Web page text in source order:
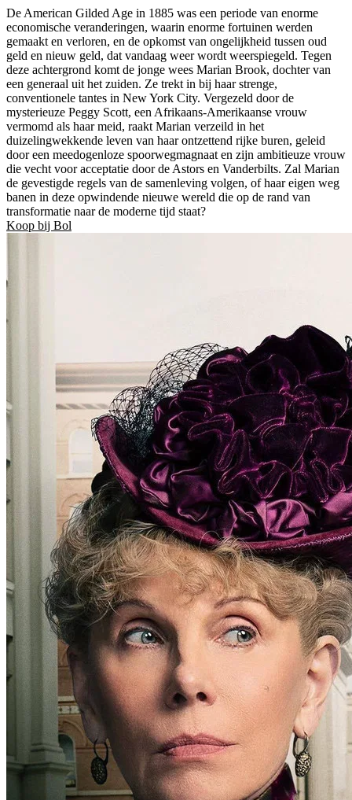
De American Gilded Age in 1885 was een periode van enorme
economische veranderingen, waarin enorme fortuinen werden
gemaakt en verloren, en de opkomst van ongelijkheid tussen oud
geld en nieuw geld, dat vandaag weer wordt weerspiegeld. Tegen
deze achtergrond komt de jonge wees Marian Brook, dochter van
een generaal uit het zuiden. Ze trekt in bij haar strenge,
conventionele tantes in New York City. Vergezeld door de
mysterieuze Peggy Scott, een Afrikaans-Amerikaanse vrouw
vermomd als haar meid, raakt Marian verzeild in het
duizelingwekkende leven van haar ontzettend rijke buren, geleid
door een meedogenloze spoorwegmagnaat en zijn ambitieuze vrouw
die vecht voor acceptatie door de Astors en Vanderbilts. Zal Marian
de gevestigde regels van de samenleving volgen, of haar eigen weg
banen in deze opwindende nieuwe wereld die op de rand van
transformatie naar de moderne tijd staat?
Koop bij Bol